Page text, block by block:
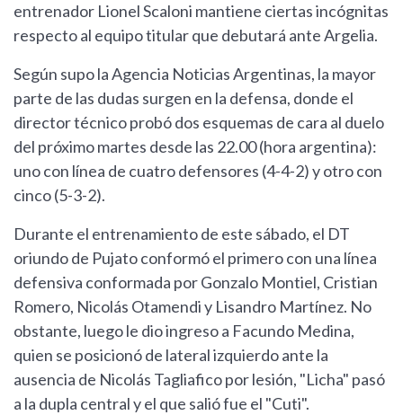
entrenador Lionel Scaloni mantiene ciertas incógnitas
respecto al equipo titular que debutará ante Argelia.
Según supo la Agencia Noticias Argentinas, la mayor
parte de las dudas surgen en la defensa, donde el
director técnico probó dos esquemas de cara al duelo
del próximo martes desde las 22.00 (hora argentina):
uno con línea de cuatro defensores (4-4-2) y otro con
cinco (5-3-2).
Durante el entrenamiento de este sábado, el DT
oriundo de Pujato conformó el primero con una línea
defensiva conformada por Gonzalo Montiel, Cristian
Romero, Nicolás Otamendi y Lisandro Martínez. No
obstante, luego le dio ingreso a Facundo Medina,
quien se posicionó de lateral izquierdo ante la
ausencia de Nicolás Tagliafico por lesión, "Licha" pasó
a la dupla central y el que salió fue el "Cuti".